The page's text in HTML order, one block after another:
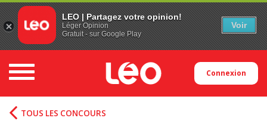
Toggle navigation Connexion
TOUS LES CONCOURS
LEO | Partagez votre opinion!
Léger Opinion
Gratuit - sur Google Play
Voir